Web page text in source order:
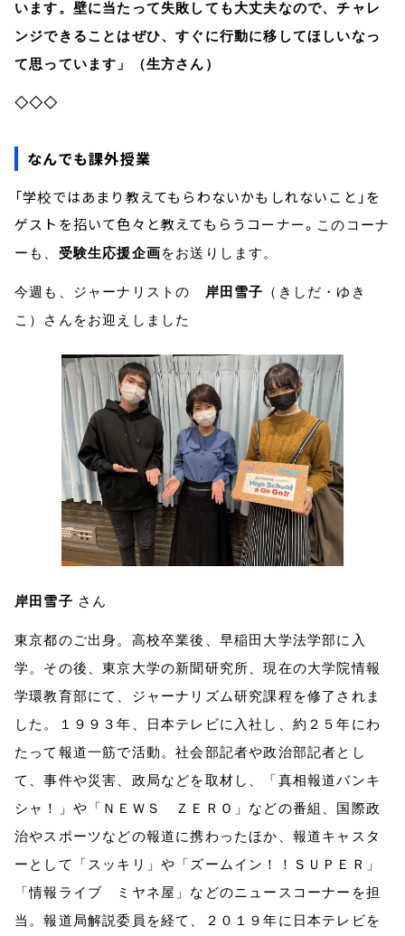
います。壁に当たって失敗しても大丈夫なので、チャレ
ンジできることはぜひ、すぐに行動に移してほしいなっ
て思っています」（生方さん）
◇◇◇
なんでも課外授業
「学校ではあまり教えてもらわないかもしれないこと」を
ゲストを招いて色々と教えてもらうコーナー。 このコーナ
ーも、 受験生応援企画をお送りします。
今週も、ジャーナリストの 岸田雪子 （きしだ・ゆき
こ）さんをお迎えしました
岸田雪子 さん
東京都のご出身。高校卒業後、早稲田大学法学部に入
学。その後、東京大学の新聞研究所、現在の大学院情報
学環教育部にて、ジャーナリズム研究課程を修了されま
した。１９９３年、日本テレビに入社し、約２５年にわ
たって報道一筋で活動。社会部記者や政治部記者とし
て、事件や災害、政局などを取材し、「真相報道バンキ
シャ！」や「ＮＥＷＳ ＺＥＲＯ」などの番組、国際政
治やスポーツなどの報道に携わったほか、報道キャスタ
ーとして「スッキリ」や「ズームイン！！ＳＵＰＥＲ」
「情報ライブ ミヤネ屋」などのニュースコーナーを担
当。報道局解説委員を経て、２０１９年に日本テレビを